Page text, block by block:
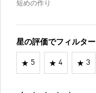
短めの作り
星の評価でフィルター
5 4 3